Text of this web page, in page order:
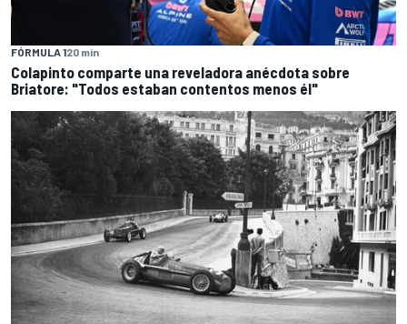
FÓRMULA 120 min
Colapinto comparte una reveladora anécdota sobre
Briatore: "Todos estaban contentos menos él"